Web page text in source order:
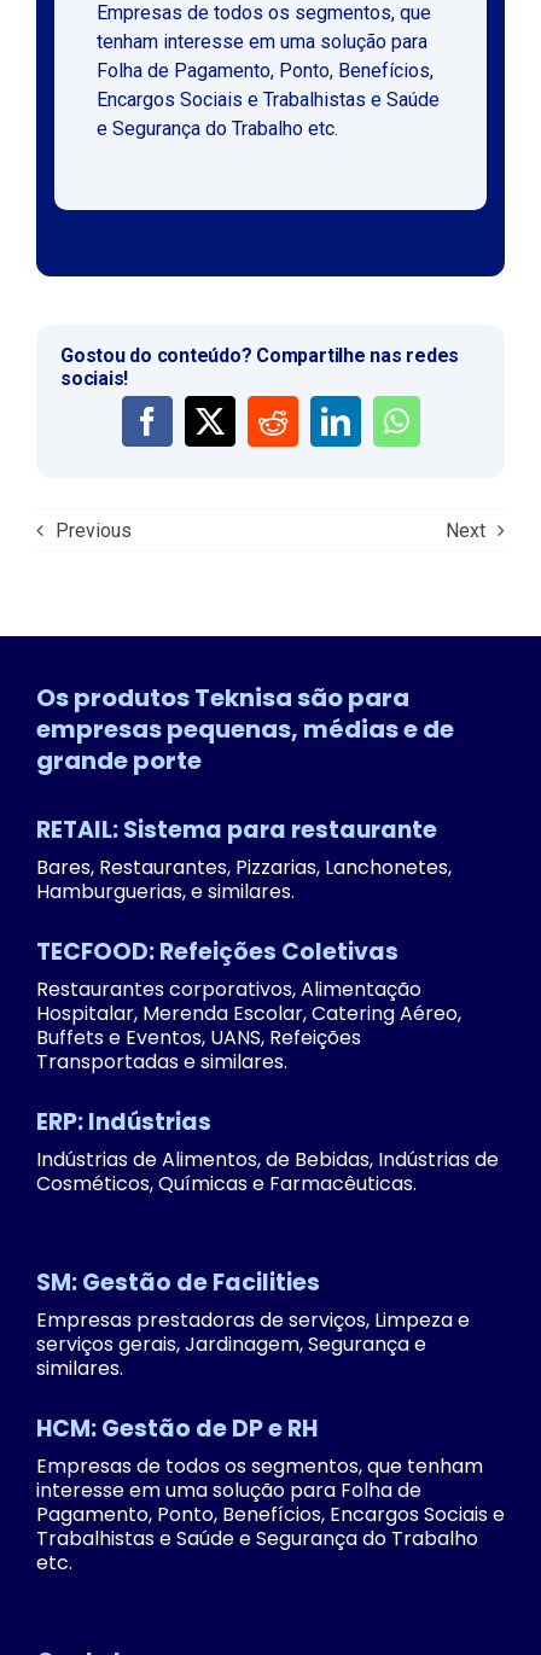
Empresas de todos os segmentos, que
tenham interesse em uma solução para
Folha de Pagamento, Ponto, Benefícios,
Encargos Sociais e Trabalhistas e Saúde
e Segurança do Trabalho etc.
Gostou do conteúdo? Compartilhe nas redes
sociais!
Previous Next
Os produtos Teknisa são para
empresas pequenas, médias e de
grande porte
RETAIL: Sistema para restaurante
Bares, Restaurantes, Pizzarias, Lanchonetes,
Hamburguerias, e similares.
TECFOOD: Refeições Coletivas
Restaurantes corporativos, Alimentação
Hospitalar, Merenda Escolar, Catering Aéreo,
Buffets e Eventos, UANS, Refeições
Transportadas e similares.
ERP: Indústrias
Indústrias de Alimentos, de Bebidas, Indústrias de
Cosméticos, Químicas e Farmacêuticas.
SM: Gestão de Facilities
Empresas prestadoras de serviços, Limpeza e
serviços gerais, Jardinagem, Segurança e
similares.
HCM: Gestão de DP e RH
Empresas de todos os segmentos, que tenham
interesse em uma solução para Folha de
Pagamento, Ponto, Benefícios, Encargos Sociais e
Trabalhistas e Saúde e Segurança do Trabalho
etc.